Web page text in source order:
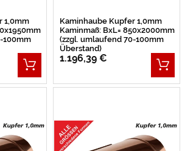
1,0mm
100mm
Kaminhaube Kupfer 1,0mm
Kaminmaß: BxL= 850x2000mm
(zzgl. umlaufend 70-100mm
Überstand)
1.196,39 €